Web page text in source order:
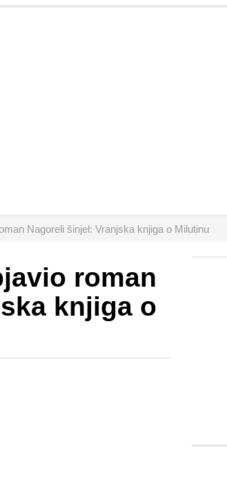
Nagoreli šinjel: Vranjska knjiga o Milutinu
roman
knjiga o